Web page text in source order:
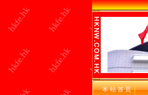
本站首页